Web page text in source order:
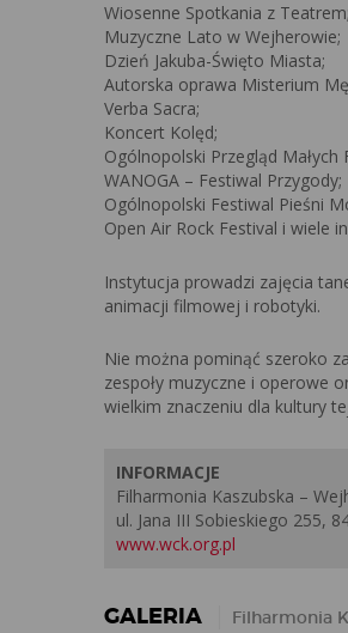
Wiosenne Spotkania z Teatrem;
Muzyczne Lato w Wejherowie;
Dzień Jakuba-Święto Miasta;
Autorska oprawa Misterium
Verba Sacra;
Koncert Kolęd;
Ogólnopolski Przegląd Małych
WANOGA – Festiwal Przygody;
Ogólnopolski Festiwal Pieśni
Open Air Rock Festival i wiele
Instytucja prowadzi zajęcia
animacji filmowej i robotyki.
Nie można pominąć szeroko
zespoły muzyczne i operowe
wielkim znaczeniu dla kultury
INFORMACJE
Filharmonia Kaszubska –
ul. Jana III Sobieskiego 255,
www.wck.org.pl
GALERIA Filharmonia